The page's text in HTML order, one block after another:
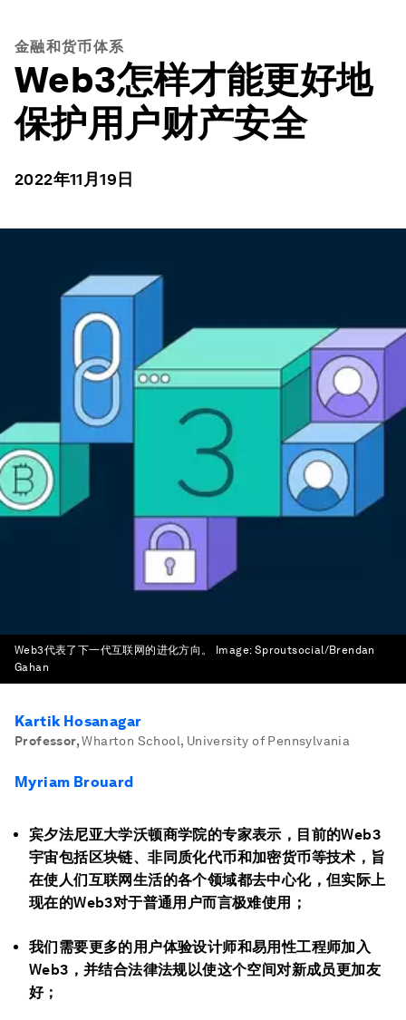
金融和货币体系
Web3怎样才能更好地
保护用户财产安全
2022年11月19日
Web3代表了下一代互联网的进化方向。 Image: Sproutsocial/Brendan
Gahan
Kartik Hosanagar
Professor, Wharton School, University of Pennsylvania
Myriam Brouard
宾夕法尼亚大学沃顿商学院的专家表示，目前的Web3
宇宙包括区块链、非同质化代币和加密货币等技术，旨
在使人们互联网生活的各个领域都去中心化，但实际上
现在的Web3对于普通用户而言极难使用；
我们需要更多的用户体验设计师和易用性工程师加入
Web3，并结合法律法规以使这个空间对新成员更加友
好；